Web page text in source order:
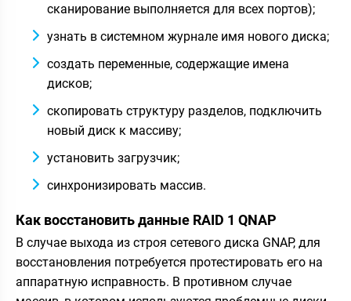
сканирование выполняется для всех портов);
узнать в системном журнале имя нового диска;
создать переменные, содержащие имена
дисков;
скопировать структуру разделов, подключить
новый диск к массиву;
установить загрузчик;
синхронизировать массив.
Как восстановить данные RAID 1 QNAP
В случае выхода из строя сетевого диска GNAP, для
восстановления потребуется протестировать его на
аппаратную исправность. В противном случае